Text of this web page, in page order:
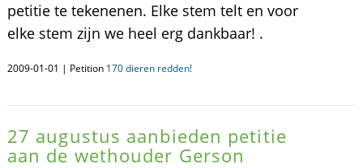
petitie te tekenenen. Elke stem telt en voor
elke stem zijn we heel erg dankbaar! .
2009-01-01 | Petition 170 dieren redden!
27 augustus aanbieden petitie
aan de wethouder Gerson